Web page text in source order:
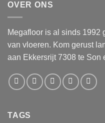
OVER ONS
Megafloor is al sinds 1992
van vloeren. Kom gerust
aan Ekkersrijt 7308 te Son
TAGS